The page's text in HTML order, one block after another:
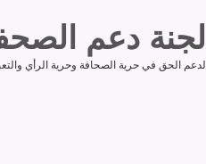
لجنة دعم
لدعم الحق في حرية الصحافة وحرية الرأي